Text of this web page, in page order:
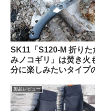
SK11「S120-M 折りた
みノコギリ」は焚き火
分に楽しみたいタイプ
くと便利な時がある
製品レビュー